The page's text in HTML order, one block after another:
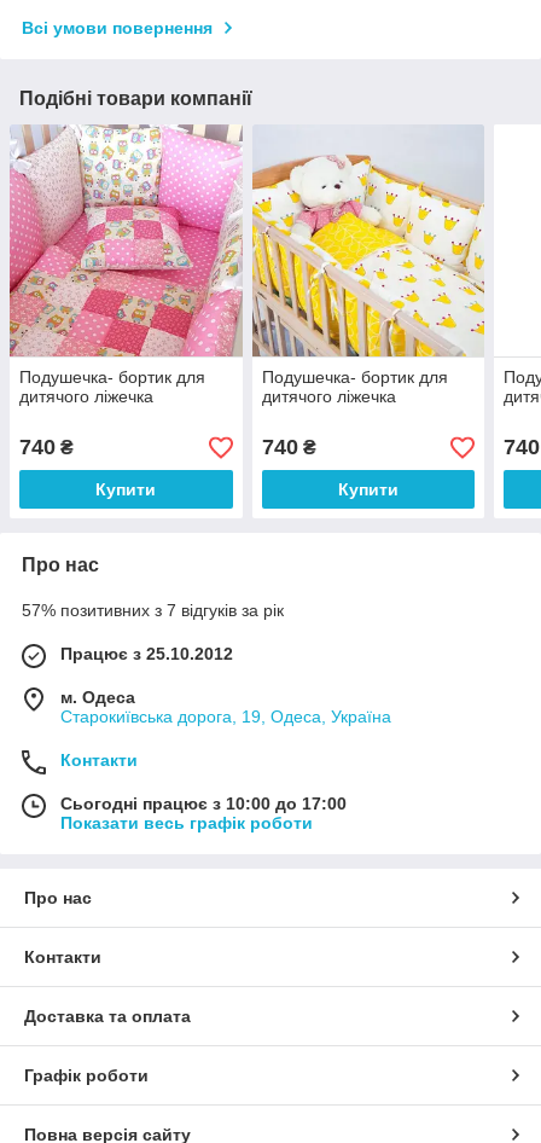
Всі умови повернення
Подібні товари компанії
Подушечка- бортик для
дитячого ліжечка
740 ₴
Купити
Подушечка- бортик для
дитячого ліжечка
740₴
Купити
740
Про нас
57% позитивних з 7 відгуків за рік
Працює з 25.10.2012
м. Одеса
Старокиївська дорога, 19, Одеса, Україна
Контакти
Сьогодні працює з 10:00 до 17:00
Показати весь графік роботи
Про нас
Контакти
Доставка та оплата
Графік роботи
Повна версія сайту